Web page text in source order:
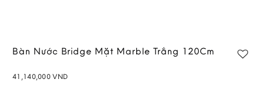
Bàn Nước Bridge Mặt Marble Trắng 120Cm
41,140,000VND